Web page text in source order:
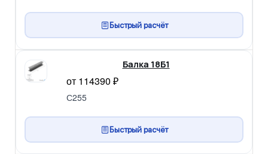
Быстрый расчёт
Балка 18Б1
от 114390 ₽
С255
Быстрый расчёт